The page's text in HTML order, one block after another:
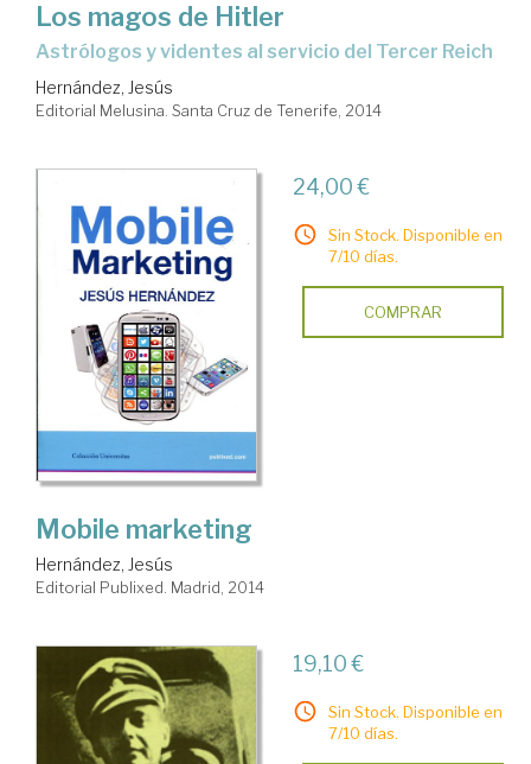
Los magos de Hitler
astrólogos y videntes al servicio del Tercer Reich
Hernández, Jesús
Editorial Melusina. Santa Cruz de Tenerife, 2014
24,00 €
Sin Stock. Disponible en
7/10 días.
COMPRAR
Mobile marketing
Hernández, Jesús
Editorial Publixed. Madrid, 2014
19,10 €
Sin Stock. Disponible en
7/10 días.